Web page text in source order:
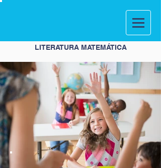
LITERATURA MATEMÁTICA